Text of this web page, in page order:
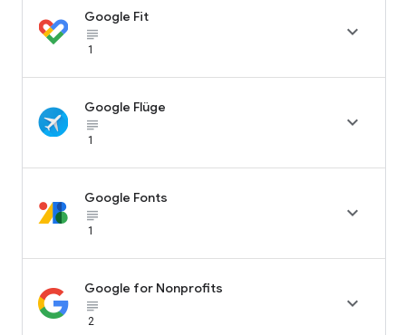
Google Fit
subject_black
1

Google Flüge
subject_black
1

Google Fonts
subject_black
1

Google for Nonprofits
subject_black
2
